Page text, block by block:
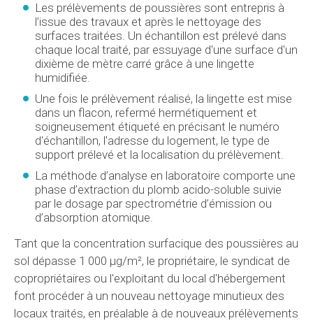
Les prélèvements de poussières sont entrepris à
l’issue des travaux et après le nettoyage des
surfaces traitées. Un échantillon est prélevé dans
chaque local traité, par essuyage d'une surface d'un
dixième de mètre carré grâce à une lingette
humidifiée.
Une fois le prélèvement réalisé, la lingette est mise
dans un flacon, refermé hermétiquement et
soigneusement étiqueté en précisant le numéro
d'échantillon, l'adresse du logement, le type de
support prélevé et la localisation du prélèvement.
La méthode d’analyse en laboratoire comporte une
phase d’extraction du plomb acido-soluble suivie
par le dosage par spectrométrie d’émission ou
d’absorption atomique.
Tant que la concentration surfacique des poussières au
sol dépasse 1 000 µg/m², le propriétaire, le syndicat de
copropriétaires ou l'exploitant du local d'hébergement
font procéder à un nouveau nettoyage minutieux des
locaux traités, en préalable à de nouveaux prélèvements